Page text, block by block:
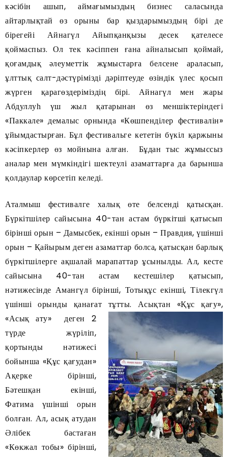
кәсібін ашып, аймағымыздың бизнес саласында
айтарлықтай өз орыны бар қыздарымыздың бірі де
бірегейі Айнагүл Айыпқанқызы десек қателесе
қоймаспыз. Ол тек кәсіппен ғана айналысып қоймай,
қоғамдық әлеуметтік жұмыстарға белсене араласып,
ұлттық салт-дәстүрімізді дәріптеуде өзіндік үлес қосып
жүрген қарагөздеріміздің бірі. Айнагүл мен жары
Абдуллуһ үш жыл қатарынан өз меншіктеріндегі
«Паккале» демалыс орнында «Көшпенділер фестивалін»
ұйымдастырған. Бұл фестивальге кететін бүкіл қаржыны
кәсіпкерлер өз мойнына алған. Бұдан тыс жұмыссыз
аналар мен мүмкіндігі шектеулі азаматтарға да барынша
қолдаулар көрсетіп келеді.
Аталмыш фестивалге халық өте белсенді қатысқан.
Бүркітшілер сайысына 40-тан астам бүркітші қатысып
бірінші орын – Дамысбек, екінші орын – Правдия, үшінші
орын – Қайырым деген азаматтар болса, қатысқан барлық
бүркітшілерге ақшалай марапаттар ұсынылды. Ал, кесте
сайысына 40-тан астам кестешілер қатысып,
нәтижесінде Амангүл бірінші, Тотықұс екінші, Тілекгүл
үшінші орынды қанағат тұтты. Асықтан «Құс қағу»,
«Асық ату» деген 2
түрде жүріліп,
қортынды нәтижесі
бойынша «Құс қағудан»
Ақерке бірінші,
Бәтешқан екінші,
Фатима үшінші орын
болған. Ал, асық атудан
Әлібек бастаған
«Көкжал тобы» бірінші,